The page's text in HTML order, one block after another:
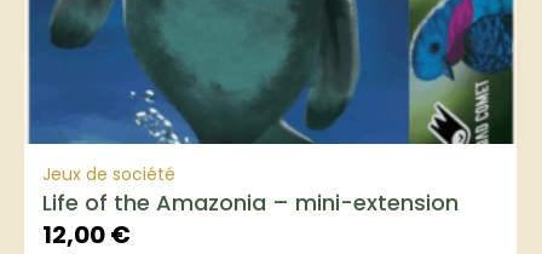
Jeux de société
Life of the Amazonia – mini-extension
12,00€